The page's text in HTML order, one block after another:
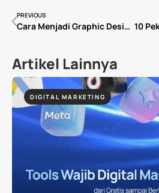
PREVIOUS
Cara Menjadi Graphic Designer dari Nol (2026): Panduan Lengkap untuk Pemula
Artikel Lainnya
DIGITAL MARKETING